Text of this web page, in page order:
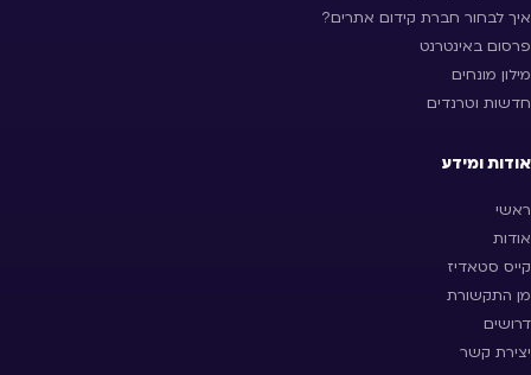
איך לבחור חברת קידום אתרים?
פרסום באינטרנט
מילון מונחים
חדשות וטרנדים
אודות ומידע
ראשי
אודות
קייס סטאדיז
מן התקשורת
דרושים
יצירת קשר